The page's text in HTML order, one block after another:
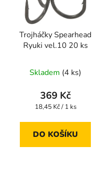
Trojháčky Spearhead
Ryuki vel.10 20 ks
Skladem (4 ks)
369 Kč
Měrná
18,45 Kč / 1 ks
DO KOŠÍKU